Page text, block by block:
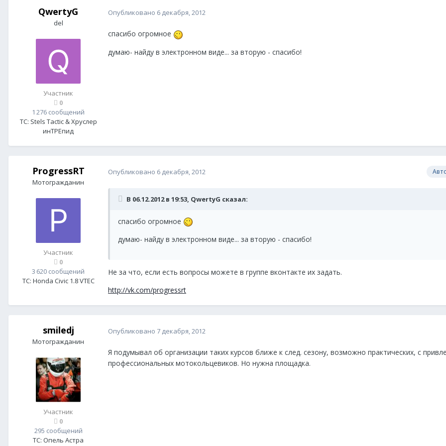
QwertyG
del
Участник
0
1 276 сообщений
ТС: Stels Tactic & Хруслер
инТРЕпид
Опубликовано 6 декабря, 2012
спасибо огромное
думаю- найду в электронном виде... за вторую - спасибо!
ProgressRT
Мотогражданин
Участник
0
3 620 сообщений
ТС: Honda Civic 1.8 VTEC
Опубликовано 6 декабря, 2012
В 06.12.2012 в 19:53, QwertyG сказал:
спасибо огромное
думаю- найду в электронном виде... за вторую - спасибо!
Не за что, если есть вопросы можете в группе вконтакте их задать.
http://vk.com/progressrt
smiledj
Мотогражданин
Участник
0
295 сообщений
ТС: Опель Астра
Опубликовано 7 декабря, 2012
Я подумывал об организации таких курсов ближе к след. сезону, возможно практических, с
профессиональных мотокольцевиков. Но нужна площадка.